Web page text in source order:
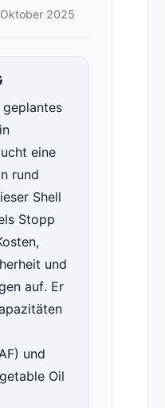
2025
eine
rund
Shell
Stopp
und
auf. Er
und
Oil